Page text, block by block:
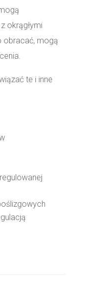
okrągłymi
obracać, mogą
te i inne